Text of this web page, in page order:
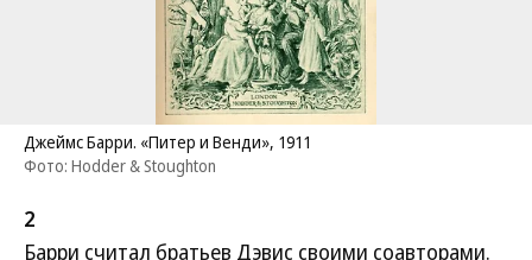
Джеймс Барри. «Питер и Венди», 1911
Фото: Hodder & Stoughton
2
Барри считал братьев Дэвис своими соавторами.